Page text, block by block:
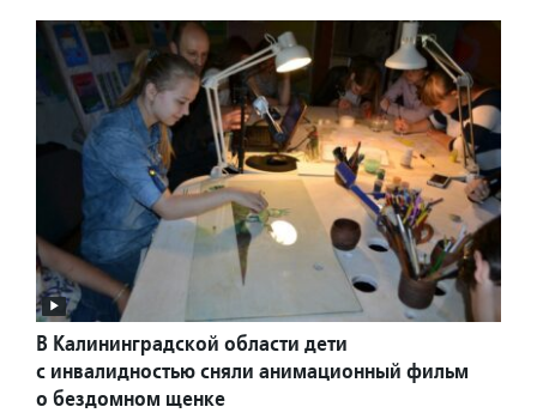
В Калининградской области дети
с инвалидностью сняли анимационный фильм
о бездомном щенке